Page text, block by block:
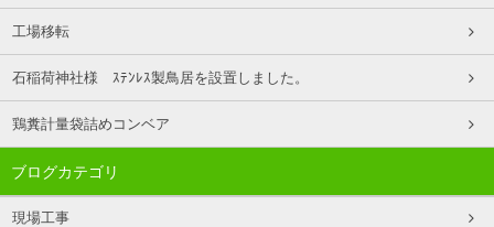
工場移転
石稲荷神社様 ｽﾃﾝﾚｽ製鳥居を設置しました。
鶏糞計量袋詰めコンベア
ブログカテゴリ
現場工事